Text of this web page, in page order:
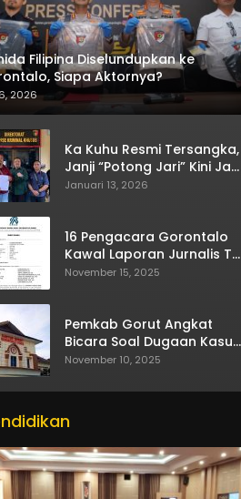
Filipina Diselundupkan ke
Siapa Aktornya?
2026
Ka Kuhu Resmi Tersangka,
Janji “Potong Jari” Kini Jadi
Bumerang
Januari 13, 2026
16 Pengacara Gorontalo
Kawal Laporan Jurnalis TV
One
November 15, 2025
Pemkab Gorut Angkat
Bicara Soal Dugaan Kasus
Asusila Oknum ASN
November 10, 2025